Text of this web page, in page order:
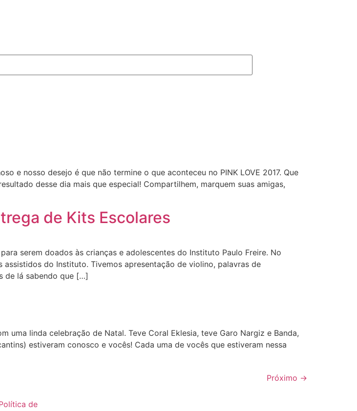
e nosso desejo é que não termine o que aconteceu no PINK LOVE 2017. Que
desse dia mais que especial! Compartilhem, marquem suas amigas,
de Kits Escolares
serem doados às crianças e adolescentes do Instituto Paulo Freire. No
do Instituto. Tivemos apresentação de violino, palavras de
de lá sabendo que […]
uma linda celebração de Natal. Teve Coral Eklesia, teve Garo Nargiz e Banda,
estiveram conosco e vocês! Cada uma de vocês que estiveram nessa
Próximo →
de